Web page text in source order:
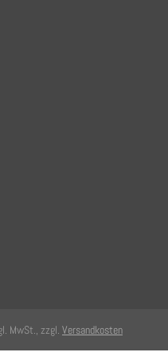
MwSt., zzgl. Versandkosten